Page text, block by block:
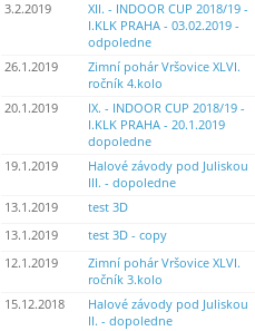
3.2.2019
XII. - INDOOR CUP 2018/19 -
I.KLK PRAHA - 03.02.2019 -
odpoledne
26.1.2019
Zimní pohár Vršovice XLVI.
ročník 4.kolo
20.1.2019
IX. - INDOOR CUP 2018/19 -
I.KLK PRAHA - 20.1.2019
dopoledne
19.1.2019
Halové závody pod Juliskou
III. - dopoledne
13.1.2019 test 3D
13.1.2019
test 3D - copy
12.1.2019
Zimní pohár Vršovice XLVI.
ročník 3.kolo
15.12.2018
Halové závody pod Juliskou
II. - dopoledne